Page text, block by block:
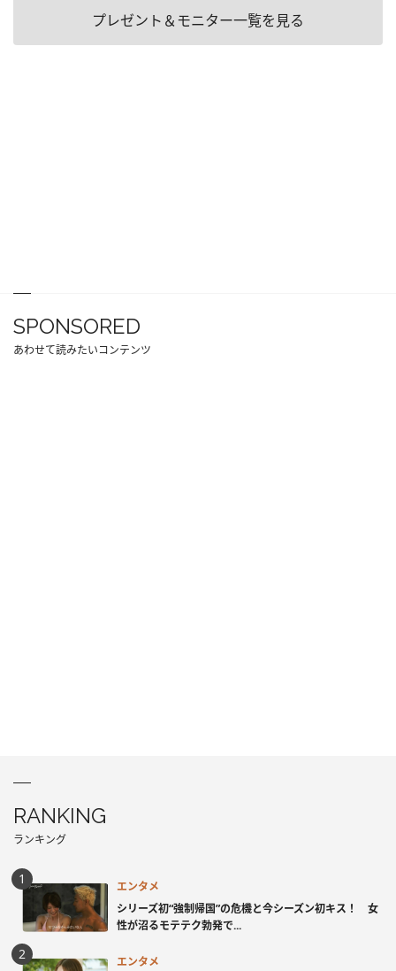
プレゼント＆モニター一覧を見る
SPONSORED
あわせて読みたいコンテンツ
RANKING
ランキング
エンタメ
シリーズ初“強制帰国”の危機と今シーズン初キス！ 女
性が沼るモテテク勃発で...
エンタメ